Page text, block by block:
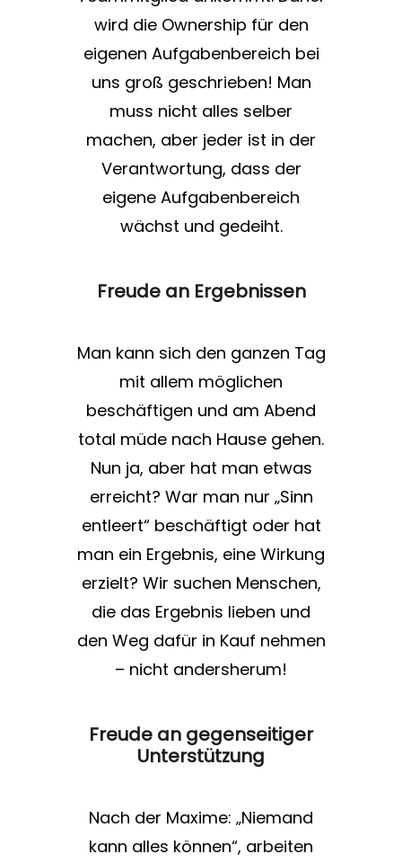
wird die Ownership für den
eigenen Aufgabenbereich bei
uns groß geschrieben! Man
muss nicht alles selber
machen, aber jeder ist in der
Verantwortung, dass der
eigene Aufgabenbereich
wächst und gedeiht.
Freude an Ergebnissen
Man kann sich den ganzen Tag
mit allem möglichen
beschäftigen und am Abend
total müde nach Hause gehen.
Nun ja, aber hat man etwas
erreicht? War man nur „Sinn
entleert“ beschäftigt oder hat
man ein Ergebnis, eine Wirkung
erzielt? Wir suchen Menschen,
die das Ergebnis lieben und
den Weg dafür in Kauf nehmen
– nicht andersherum!
Freude an gegenseitiger
Unterstützung
Nach der Maxime: „Niemand
kann alles können“, arbeiten